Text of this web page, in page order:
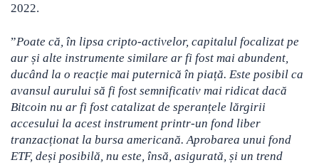
2022.
”Poate că, în lipsa cripto-activelor, capitalul focalizat pe
aur și alte instrumente similare ar fi fost mai abundent,
ducând la o reacție mai puternică în piață. Este posibil ca
avansul aurului să fi fost semnificativ mai ridicat dacă
Bitcoin nu ar fi fost catalizat de speranțele lărgirii
accesului la acest instrument printr-un fond liber
tranzacționat la bursa americană. Aprobarea unui fond
ETF, deși posibilă, nu este, însă, asigurată, și un trend